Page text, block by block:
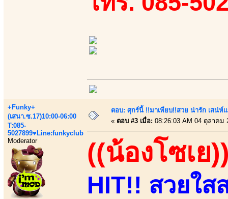
+Funky+
(เสนา.ซ.17)10:00-06:00
T:085-
5027899♥Line:funkyclub
Moderator
ตอบ: ศุกร์นี้ !!มาเพียบ!!สวย น่ารัก เสน่ห์
« ตอบ #3 เมื่อ: 08:26:03 AM 04 ตุลาคม
((น้องโซเย
HIT!! สวยใ